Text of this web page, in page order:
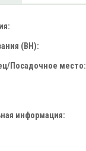
(BH):
Посадочное место:
информация: